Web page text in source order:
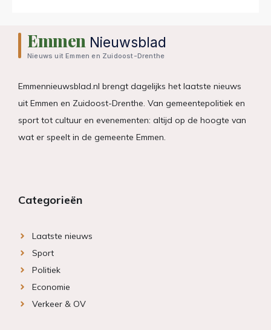
Emmen Nieuwsblad
Nieuws uit Emmen en Zuidoost-Drenthe
Emmennieuwsblad.nl brengt dagelijks het laatste nieuws
uit Emmen en Zuidoost-Drenthe. Van gemeentepolitiek en
sport tot cultuur en evenementen: altijd op de hoogte van
wat er speelt in de gemeente Emmen.
Categorieën
Laatste nieuws
Sport
Politiek
Economie
Verkeer & OV